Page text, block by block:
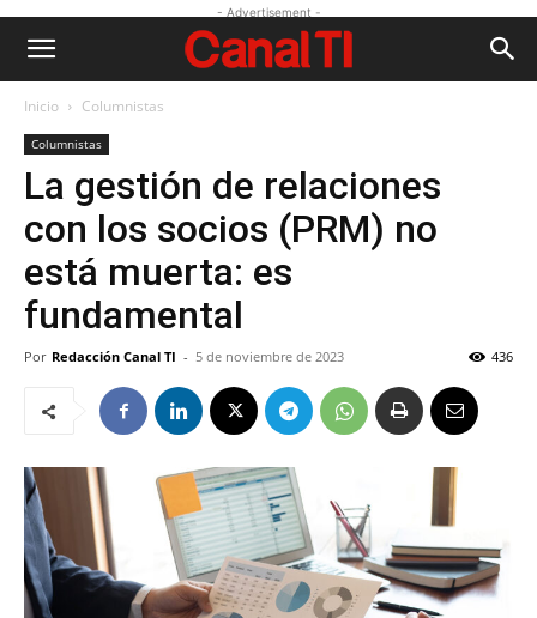
- Advertisement -
Inicio Columnistas
Columnistas
La gestión de relaciones
con los socios (PRM) no
está muerta: es
fundamental
Por Redacción Canal TI - 5 de noviembre de 2023 436